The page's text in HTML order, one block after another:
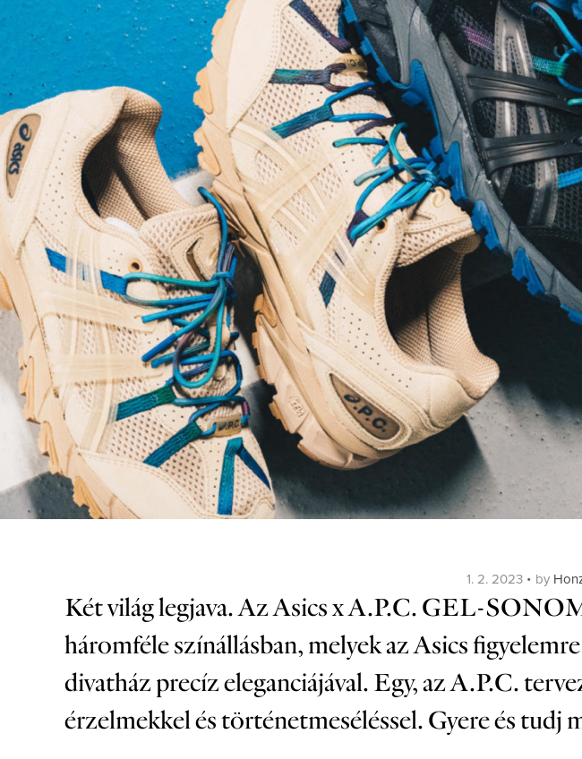
Posted
on
1. 2. 2023 by
Két világ legjava. Az Asics x A.P.C. GEL-
háromféle színállásban, melyek az Asics
divatház precíz eleganciájával. Egy, az A.P.C.
érzelmekkel és történetmeséléssel. Gyere és tudj